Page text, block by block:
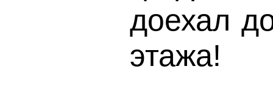
доехал
этажа!